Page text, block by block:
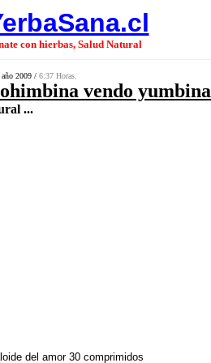
con hierbas, Salud Natural
2009 / 6:37 Horas.
vendo yumbina
...
del amor 30 comprimidos